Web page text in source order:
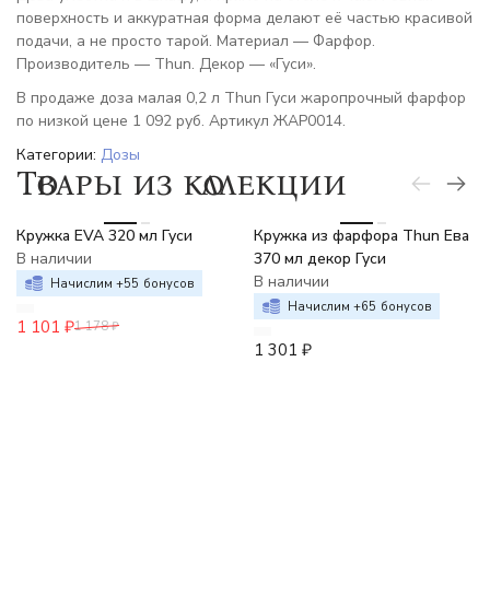
поверхность и аккуратная форма делают её частью красивой
подачи, а не просто тарой. Материал — Фарфор.
Производитель — Thun. Декор — «Гуси».
В продаже доза малая 0,2 л Thun Гуси жаропрочный фарфор
по низкой цене 1 092 руб. Артикул ЖАР0014.
Категории: Дозы
Товары из коллекции
Кружка EVA 320 мл Гуси
В наличии
Начислим +55 бонусов
1 101 ₽1 178 ₽
Кружка из фарфора Thun Ева
370 мл декор Гуси
В наличии
Начислим +65 бонусов
1 301 ₽